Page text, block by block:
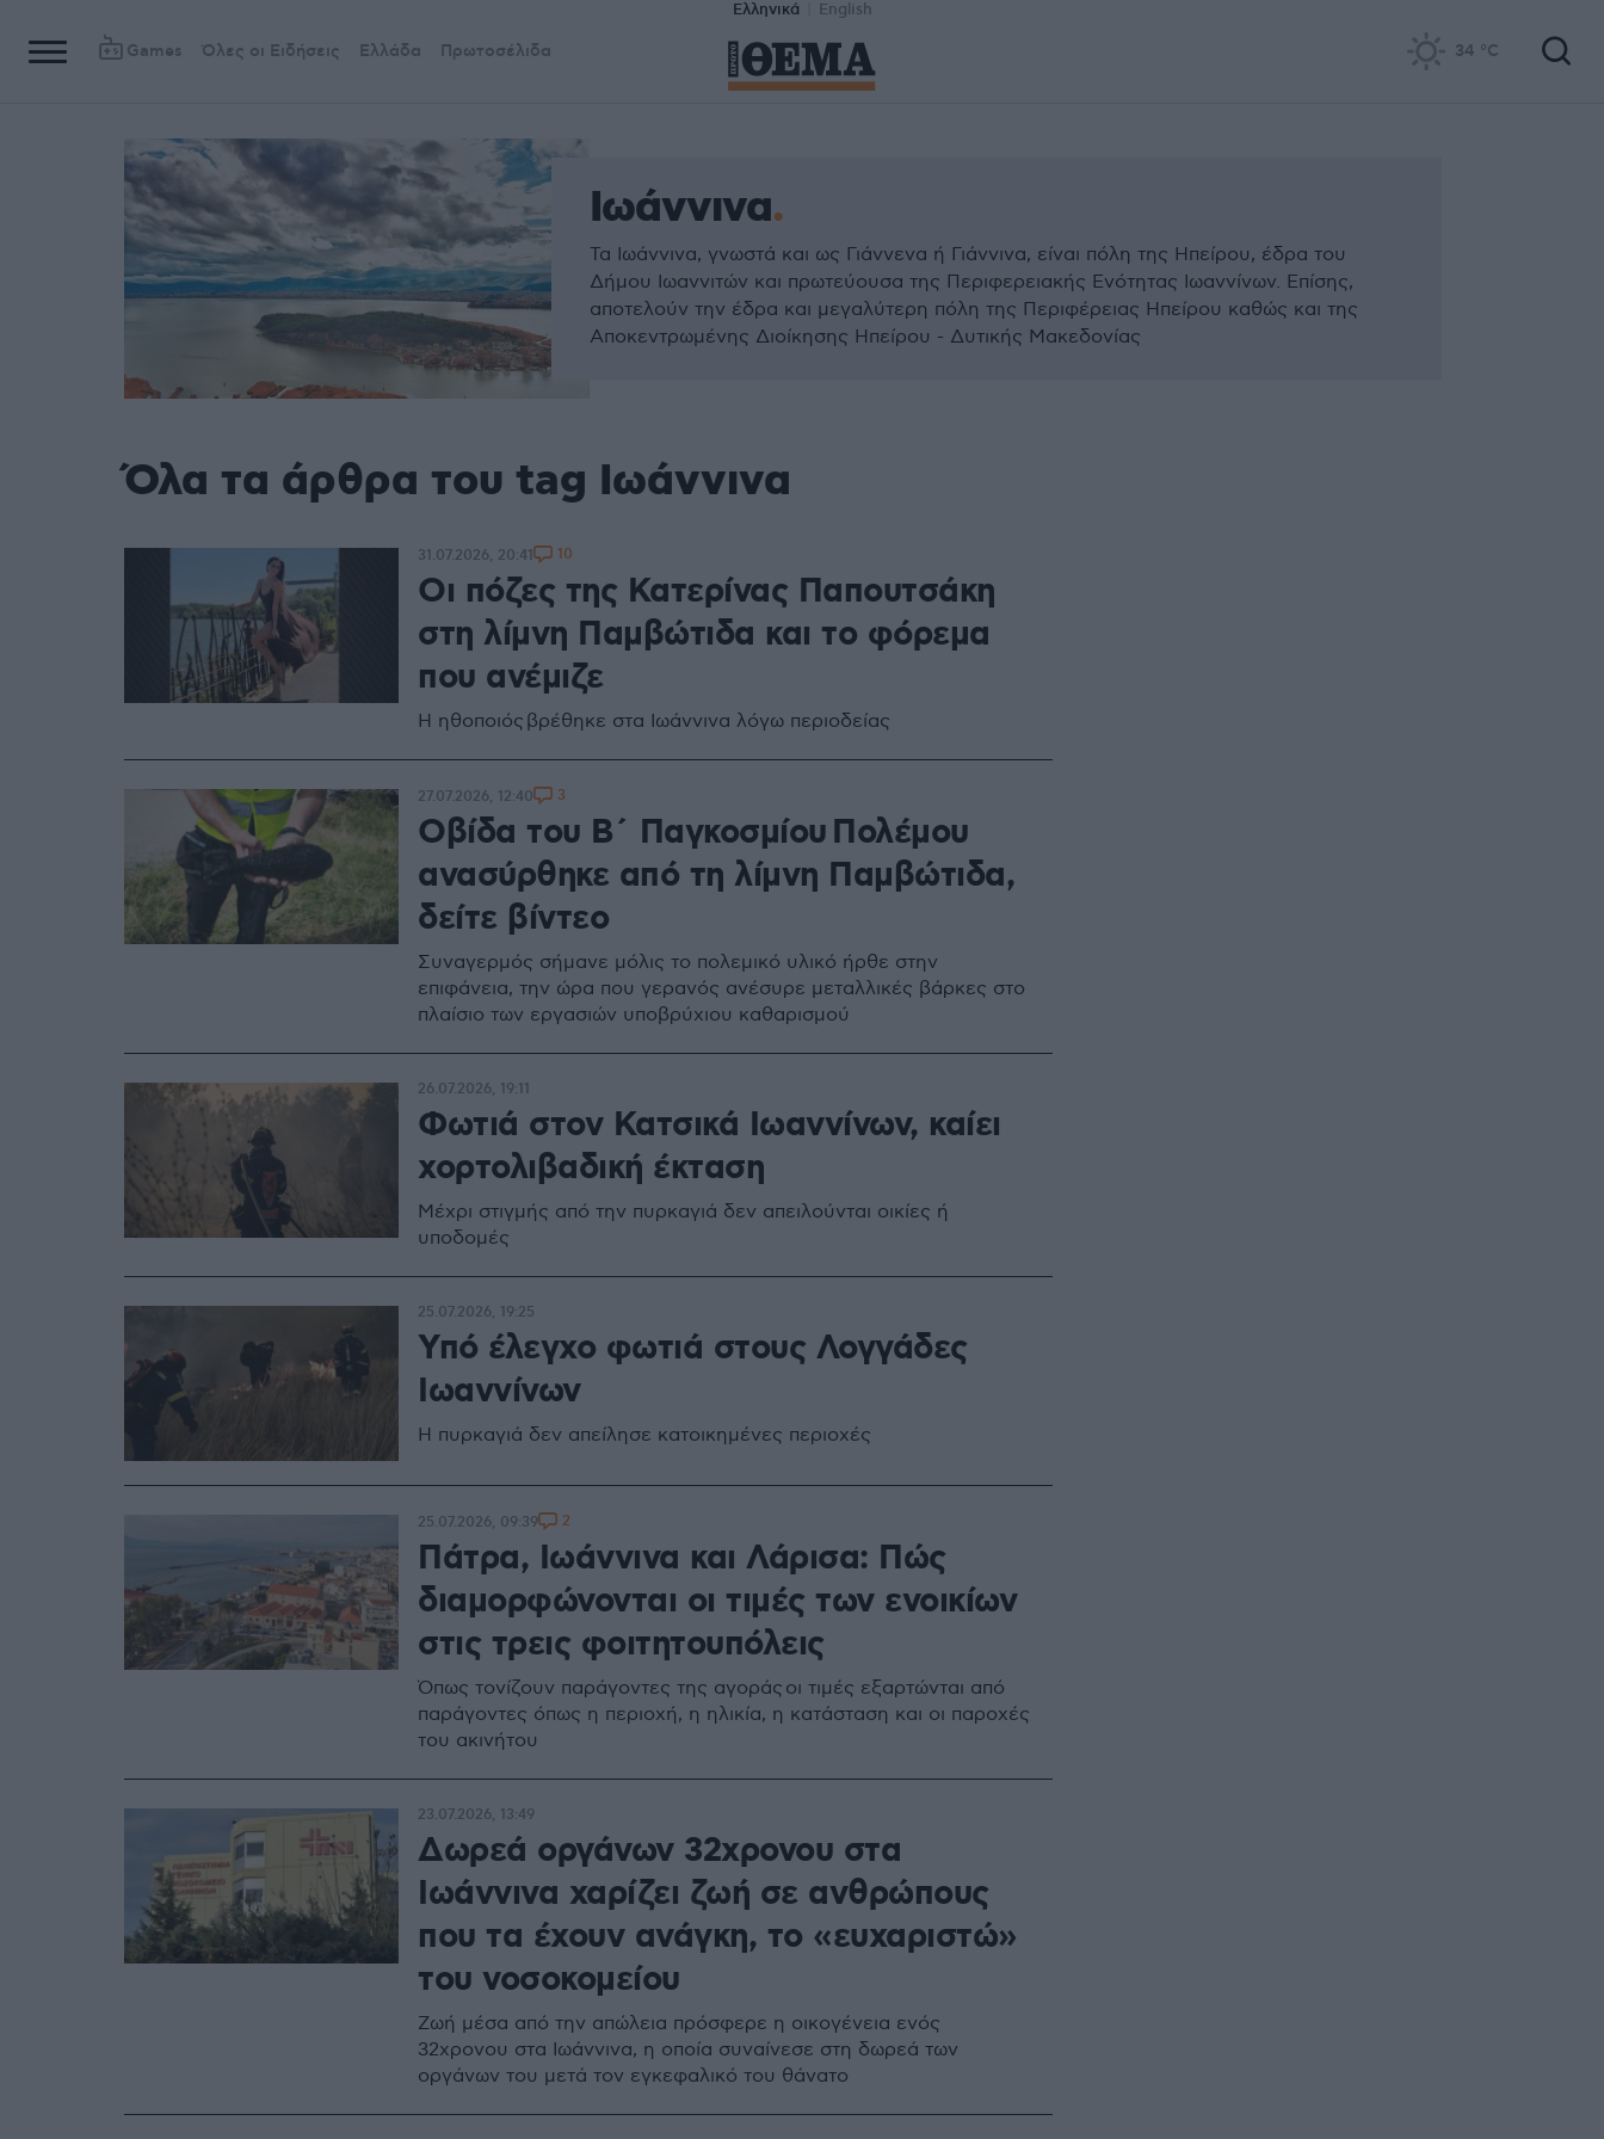
Ελληνικά English
Games Όλες οι Ειδήσεις Ελλάδα Πρωτοσέλιδα 34 °C
Ιωάννινα
Τα Ιωάννινα, γνωστά και ως Γιάννενα ή Γιάννινα, είναι πόλη της Ηπείρου, έδρα του
Δήμου Ιωαννιτών και πρωτεύουσα της Περιφερειακής Ενότητας Ιωαννίνων. Επίσης,
αποτελούν την έδρα και μεγαλύτερη πόλη της Περιφέρειας Ηπείρου καθώς και της
Αποκεντρωμένης Διοίκησης Ηπείρου - Δυτικής Μακεδονίας
Όλα τα άρθρα του tag Ιωάννινα
Οι πόζες της Κατερίνας Παπουτσάκη
στη λίμνη Παμβώτιδα και το φόρεμα
που ανέμιζε
Η ηθοποιός βρέθηκε στα Ιωάννινα λόγω περιοδείας
31.07.2026, 20:41 10
Οβίδα του Β΄ Παγκοσμίου Πολέμου
ανασύρθηκε από τη λίμνη Παμβώτιδα,
δείτε βίντεο
Συναγερμός σήμανε μόλις το πολεμικό υλικό ήρθε στην
επιφάνεια, την ώρα που γερανός ανέσυρε μεταλλικές βάρκες στο
πλαίσιο των εργασιών υποβρύχιου καθαρισμού
27.07.2026, 12:40 3
Φωτιά στον Κατσικά Ιωαννίνων, καίει
χορτολιβαδική έκταση
Μέχρι στιγμής από την πυρκαγιά δεν απειλούνται οικίες ή
υποδομές
26.07.2026, 19:11
Υπό έλεγχο φωτιά στους Λογγάδες
Ιωαννίνων
Η πυρκαγιά δεν απείλησε κατοικημένες περιοχές
25.07.2026, 19:25
Πάτρα, Ιωάννινα και Λάρισα: Πώς
διαμορφώνονται οι τιμές των ενοικίων
στις τρεις φοιτητουπόλεις
Όπως τονίζουν παράγοντες της αγοράς οι τιμές εξαρτώνται από
παράγοντες όπως η περιοχή, η ηλικία, η κατάσταση και οι παροχές
του ακινήτου
25.07.2026, 09:39 2
Δωρεά οργάνων 32χρονου στα
Ιωάννινα χαρίζει ζωή σε ανθρώπους
που τα έχουν ανάγκη, το «ευχαριστώ»
του νοσοκομείου
Ζωή μέσα από την απώλεια πρόσφερε η οικογένεια ενός
32χρονου στα Ιωάννινα, η οποία συναίνεσε στη δωρεά των
οργάνων του μετά τον εγκεφαλικό του θάνατο
23.07.2026, 13:49